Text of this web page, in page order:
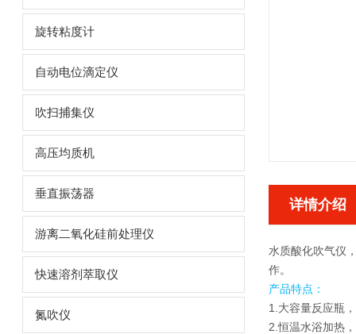
旋转粘度计
自动电位滴定仪
吹扫捕集仪
高压均质机
垂直振荡器
游离二氧化硅前处理仪
快速溶剂萃取仪
氮吹仪
详情介绍
水质酸化吹气仪
作。
产品特点：
1.大容量反应瓶
2.恒温水浴加热